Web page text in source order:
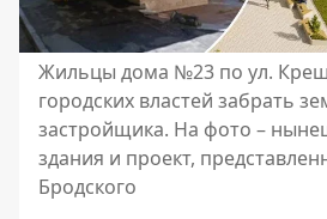
Жильцы дома №23 по ул.
городских властей забрать
застройщика. На фото –
здания и проект,
Бродского